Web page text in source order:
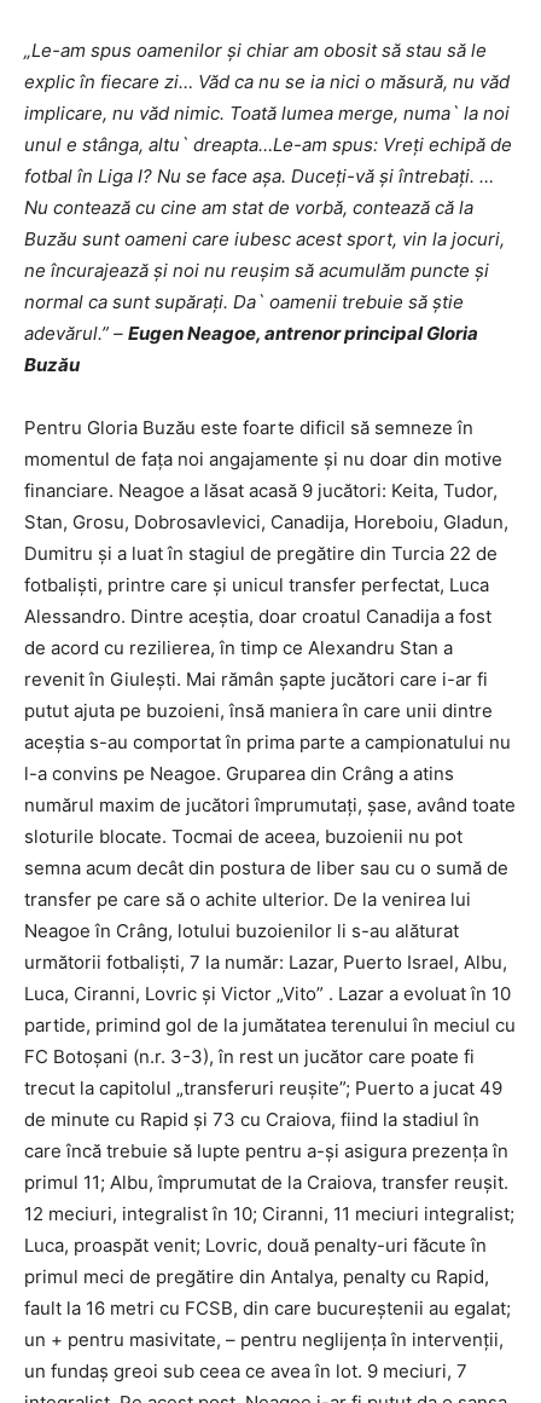
„Le-am spus oamenilor și chiar am obosit să stau să le
explic în fiecare zi… Văd ca nu se ia nici o măsură, nu văd
implicare, nu văd nimic. Toată lumea merge, numa` la noi
unul e stânga, altu` dreapta…Le-am spus: Vreți echipă de
fotbal în Liga I? Nu se face așa. Duceți-vă și întrebați. …
Nu contează cu cine am stat de vorbă, contează că la
Buzău sunt oameni care iubesc acest sport, vin la jocuri,
ne încurajează și noi nu reușim să acumulăm puncte și
normal ca sunt supărați. Da` oamenii trebuie să știe
adevărul.” – Eugen Neagoe, antrenor principal Gloria
Buzău
Pentru Gloria Buzău este foarte dificil să semneze în
momentul de fața noi angajamente și nu doar din motive
financiare. Neagoe a lăsat acasă 9 jucători: Keita, Tudor,
Stan, Grosu, Dobrosavlevici, Canadija, Horeboiu, Gladun,
Dumitru și a luat în stagiul de pregătire din Turcia 22 de
fotbaliști, printre care și unicul transfer perfectat, Luca
Alessandro. Dintre aceștia, doar croatul Canadija a fost
de acord cu rezilierea, în timp ce Alexandru Stan a
revenit în Giulești. Mai rămân șapte jucători care i-ar fi
putut ajuta pe buzoieni, însă maniera în care unii dintre
aceștia s-au comportat în prima parte a campionatului nu
l-a convins pe Neagoe. Gruparea din Crâng a atins
numărul maxim de jucători împrumutați, șase, având toate
sloturile blocate. Tocmai de aceea, buzoienii nu pot
semna acum decât din postura de liber sau cu o sumă de
transfer pe care să o achite ulterior. De la venirea lui
Neagoe în Crâng, lotului buzoienilor li s-au alăturat
următorii fotbaliști, 7 la număr: Lazar, Puerto Israel, Albu,
Luca, Ciranni, Lovric și Victor „Vito” . Lazar a evoluat în 10
partide, primind gol de la jumătatea terenului în meciul cu
FC Botoșani (n.r. 3-3), în rest un jucător care poate fi
trecut la capitolul „transferuri reușite”; Puerto a jucat 49
de minute cu Rapid și 73 cu Craiova, fiind la stadiul în
care încă trebuie să lupte pentru a-și asigura prezența în
primul 11; Albu, împrumutat de la Craiova, transfer reușit.
12 meciuri, integralist în 10; Ciranni, 11 meciuri integralist;
Luca, proaspăt venit; Lovric, două penalty-uri făcute în
primul meci de pregătire din Antalya, penalty cu Rapid,
fault la 16 metri cu FCSB, din care bucureștenii au egalat;
un + pentru masivitate, – pentru neglijența în intervenții,
un fundaș greoi sub ceea ce avea în lot. 9 meciuri, 7